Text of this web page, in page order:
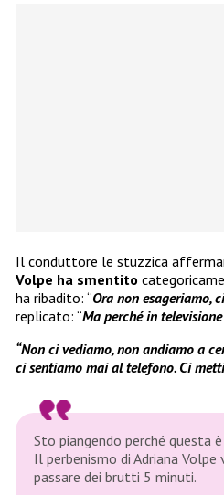
Il conduttore le stuzzica
Volpe ha smentito
ha ribadito: “Ora non esageriamo,
replicato: “Ma perché in
“Non ci vediamo, non andiamo a
ci sentiamo mai al telefono. Ci
Sto piangendo perché questa
Il perbenismo di Adriana
passare dei brutti 5 minuti.